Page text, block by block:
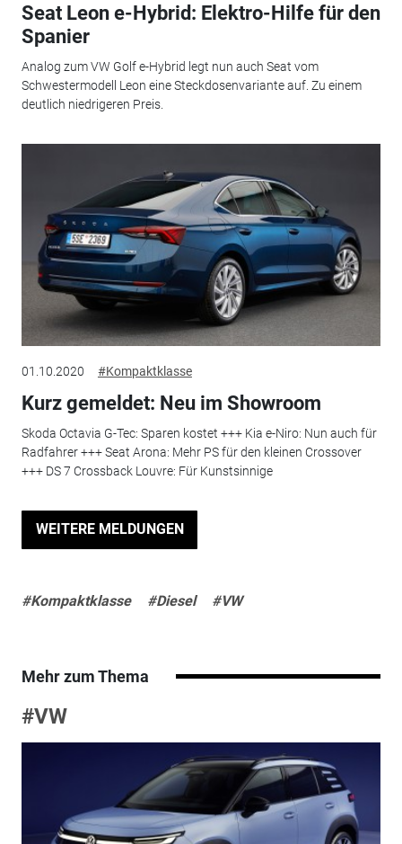
Seat Leon e-Hybrid: Elektro-Hilfe für den
Spanier
Analog zum VW Golf e-Hybrid legt nun auch Seat vom
Schwestermodell Leon eine Steckdosenvariante auf. Zu einem
deutlich niedrigeren Preis.
01.10.2020 #Kompaktklasse
Kurz gemeldet: Neu im Showroom
Skoda Octavia G-Tec: Sparen kostet +++ Kia e-Niro: Nun auch für
Radfahrer +++ Seat Arona: Mehr PS für den kleinen Crossover
+++ DS 7 Crossback Louvre: Für Kunstsinnige
WEITERE MELDUNGEN
#Kompaktklasse #Diesel #VW
Mehr zum Thema
#VW